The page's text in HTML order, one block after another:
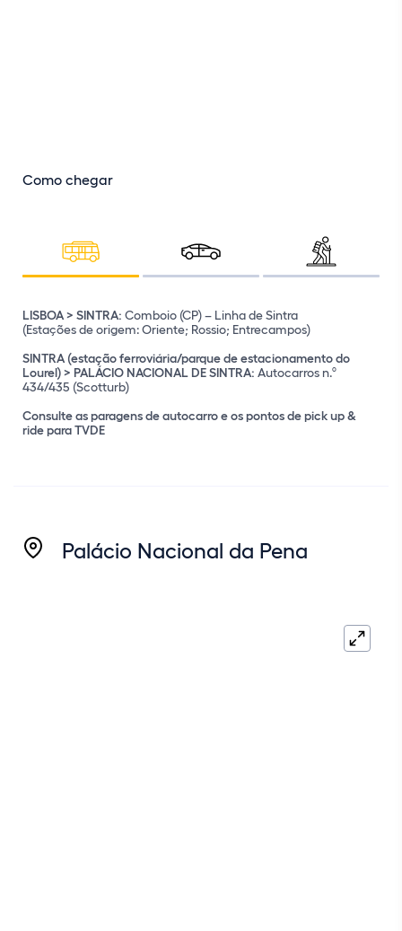
Como chegar
LISBOA > SINTRA: Comboio (CP) – Linha de Sintra
(Estações de origem: Oriente; Rossio; Entrecampos)
SINTRA (estação ferroviária/parque de estacionamento do
Lourel) > PALÁCIO NACIONAL DE SINTRA: Autocarros n.º
434/435 (Scotturb)
Consulte as paragens de autocarro e os pontos de pick up &
ride para TVDE
IC19 (desde Lisboa)
EN9 (desde Cascais, pela A5)
Coordenadas GPS:
Palácio Nacional da Pena